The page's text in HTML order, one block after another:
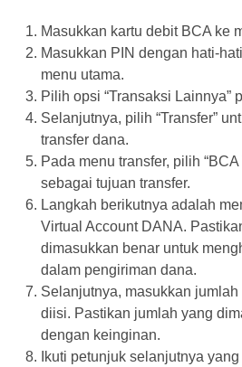
Masukkan kartu debit BCA ke
Masukkan PIN dengan hati-
menu utama.
Pilih opsi “Transaksi Lainnya”
Selanjutnya, pilih “Transfer”
transfer dana.
Pada menu transfer, pilih
sebagai tujuan transfer.
Langkah berikutnya adalah
Virtual Account DANA.
dimasukkan benar untuk
dalam pengiriman dana.
Selanjutnya, masukkan
diisi. Pastikan jumlah yang
dengan keinginan.
Ikuti petunjuk selanjutnya